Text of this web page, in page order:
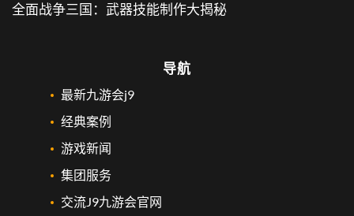
全面战争三国：武器技能制作大揭秘
导航
最新九游会j9
经典案例
游戏新闻
集团服务
交流J9九游会官网